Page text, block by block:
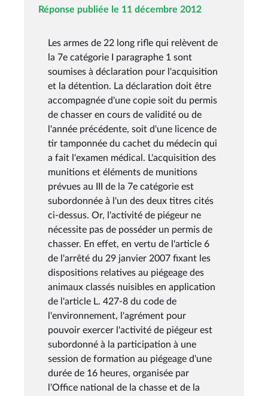
Réponse publiée le 11 décembre 2012
Les armes de 22 long rifle qui relèvent de
la 7e catégorie I paragraphe 1 sont
soumises à déclaration pour l'acquisition
et la détention. La déclaration doit être
accompagnée d'une copie soit du permis
de chasser en cours de validité ou de
l'année précédente, soit d'une licence de
tir tamponnée du cachet du médecin qui
a fait l'examen médical. L'acquisition des
munitions et éléments de munitions
prévues au III de la 7e catégorie est
subordonnée à l'un des deux titres cités
ci-dessus. Or, l'activité de piégeur ne
nécessite pas de posséder un permis de
chasser. En effet, en vertu de l'article 6
de l'arrêté du 29 janvier 2007 fixant les
dispositions relatives au piégeage des
animaux classés nuisibles en application
de l'article L. 427-8 du code de
l'environnement, l'agrément pour
pouvoir exercer l'activité de piégeur est
subordonné à la participation à une
session de formation au piégeage d'une
durée de 16 heures, organisée par
l'Office national de la chasse et de la